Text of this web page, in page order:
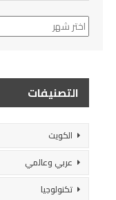
الأرشيف
التصنيفات
الكويت
عربي وعالمي
تكنولوجيا